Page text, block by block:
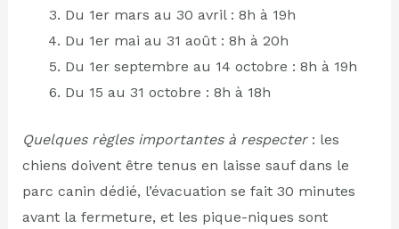
Du 1er mars au 30 avril : 8h à 19h
Du 1er mai au 31 août : 8h à 20h
Du 1er septembre au 14 octobre : 8h à 19h
Du 15 au 31 octobre : 8h à 18h
Quelques règles importantes à respecter: les
chiens doivent être tenus en laisse sauf dans le
parc canin dédié, l’évacuation se fait 30 minutes
avant la fermeture, et les pique-niques sont